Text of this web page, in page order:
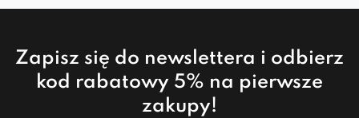
Zapisz się do newslettera i odbierz
kod rabatowy 5% na pierwsze
zakupy!